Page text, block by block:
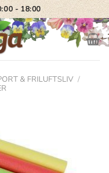
- 18:00
& FRILUFTSLIV /